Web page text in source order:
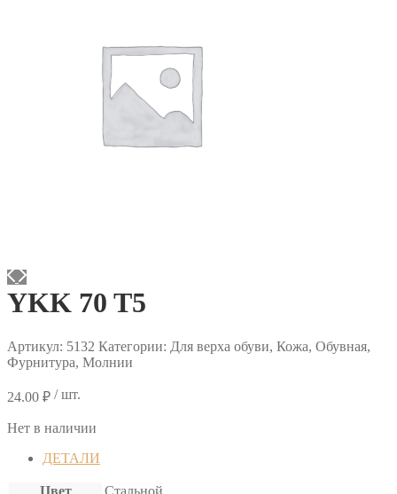
YKK 70 T5
Артикул: 5132 Категории: Для верха обуви, Кожа, Обувная,
Фурнитура, Молнии
24.00 ₽ / шт.
Нет в наличии
ДЕТАЛИ
Цвет Стальной